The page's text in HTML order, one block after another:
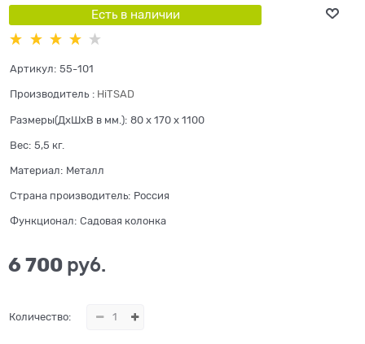
Есть в наличии
Артикул: 55-101
Производитель : HiTSAD
Размеры(ДхШхВ в мм.): 80 x 170 x 1100
Вес: 5,5 кг.
Материал: Металл
Страна производитель: Россия
Функционал: Садовая колонка
6 700 руб.
Количество: